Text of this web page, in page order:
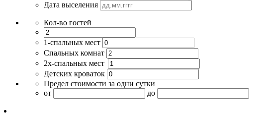
Дата выселения
Кол-во гостей
1-спальных мест
Спальных комнат
2х-спальных мест
Детских кроваток
Предел стоимости за одни сутки
от
до